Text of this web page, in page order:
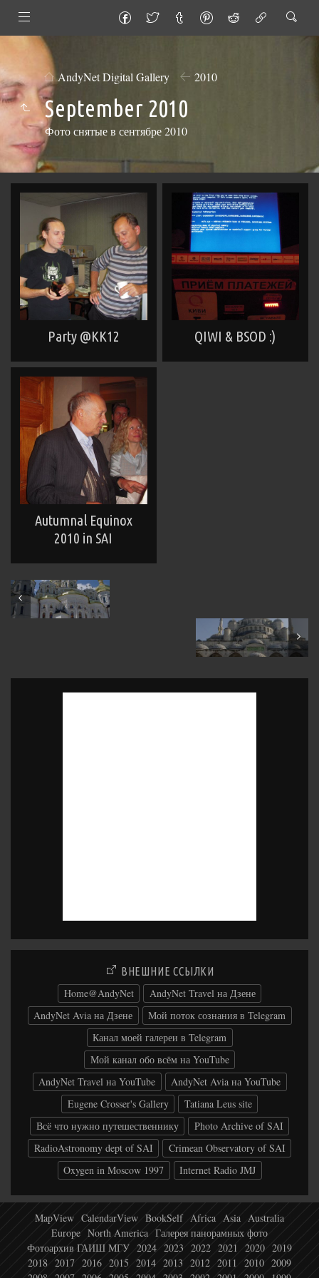
AndyNet Digital Gallery 2010
September 2010
Фото снятые в сентябре 2010
Party @KK12 QIWI & BSOD :)
Autumnal Equinox
2010 in SAI
August 2010
November 2010
ВНЕШНИЕ ССЫЛКИ
Home@AndyNet
AndyNet Travel на Дзене
AndyNet Avia на Дзене
Мой поток сознания в Telegram
Канал моей галереи в Telegram
Мой канал обо всём на YouTube
AndyNet Travel на YouTube
AndyNet Avia на YouTube
Eugene Crosser's Gallery
Tatiana Leus site
Всё что нужно путешественнику
Photo Archive of SAI
RadioAstronomy dept of SAI
Crimean Observatory of SAI
Oxygen in Moscow 1997
Internet Radio JMJ
MapView CalendarView BookSelf Africa Asia Australia
Europe North America Галерея панорамных фото
Фотоархив ГАИШ МГУ 2024 2023 2022 2021 2020 2019
2018 2017 2016 2015 2014 2013 2012 2011 2010 2009